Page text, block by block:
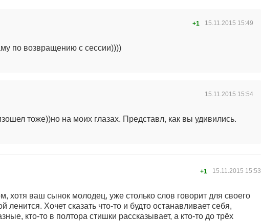
15.11.2015 15:49
+1
по возвращению с сессии))))
15.11.2015 15:54
тоже))но на моих глазах. Представл, как вы удивились.
15.11.2015 15:53
+1
хотя ваш сынок молодец, уже столько слов говорит для своего
Хочет сказать что-то и будто останавливает себя,
кто-то в полтора стишки рассказывает, а кто-то до трёх